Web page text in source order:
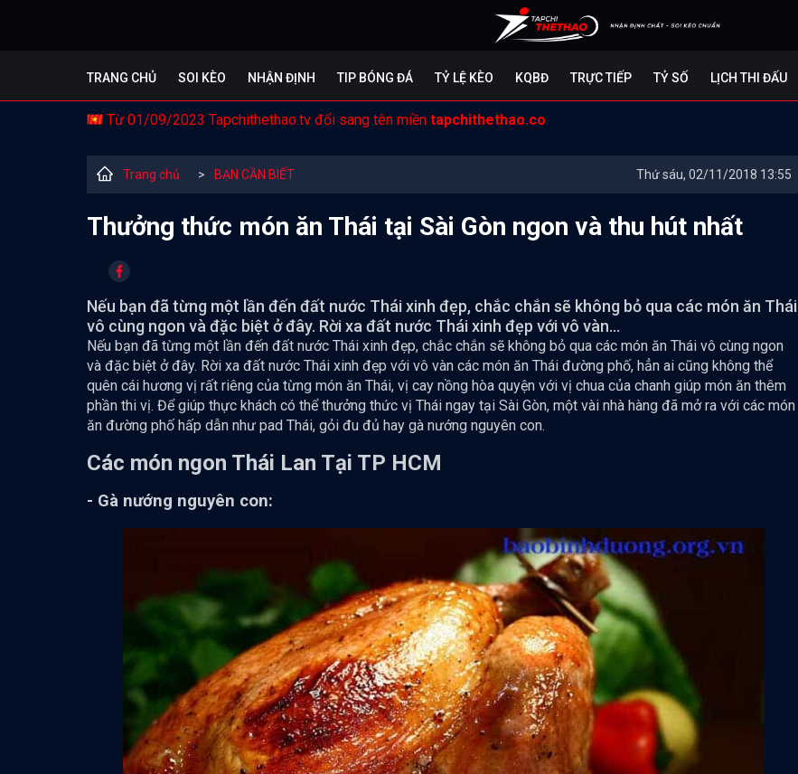
TRANG CHỦ SOI KÈO NHẬN ĐỊNH TIP BÓNG ĐÁ TỶ LỆ KÈO KQBĐ TRỰC TIẾP TỶ SỐ LỊCH THI ĐẤU
Từ 01/09/2023 Tapchithethao.tv đổi sang tên miền tapchithethao.co
Trang chủ > BẠN CẦN BIẾT Thứ sáu, 02/11/2018 13:55
Thưởng thức món ăn Thái tại Sài Gòn ngon và thu hút nhất
Nếu bạn đã từng một lần đến đất nước Thái xinh đẹp, chắc chắn sẽ không bỏ qua các món ăn Thái
vô cùng ngon và đặc biệt ở đây. Rời xa đất nước Thái xinh đẹp với vô vàn...
Nếu bạn đã từng một lần đến đất nước Thái xinh đẹp, chắc chắn sẽ không bỏ qua các món ăn Thái vô cùng ngon
và đặc biệt ở đây. Rời xa đất nước Thái xinh đẹp với vô vàn các món ăn Thái đường phố, hẳn ai cũng không thể
quên cái hương vị rất riêng của từng món ăn Thái, vị cay nồng hòa quyện với vị chua của chanh giúp món ăn thêm
phần thi vị. Để giúp thực khách có thể thưởng thức vị Thái ngay tại Sài Gòn, một vài nhà hàng đã mở ra với các món
ăn đường phố hấp dẫn như pad Thái, gỏi đu đủ hay gà nướng nguyên con.
Các món ngon Thái Lan Tại TP HCM
- Gà nướng nguyên con: